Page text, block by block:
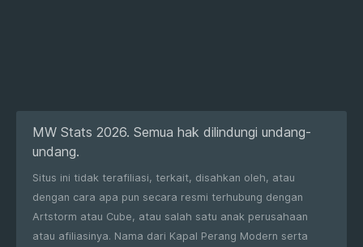
MW Stats 2026. Semua hak dilindungi undang-
undang.
Situs ini tidak terafiliasi, terkait, disahkan oleh, atau
dengan cara apa pun secara resmi terhubung dengan
Artstorm atau Cube, atau salah satu anak perusahaan
atau afiliasinya. Nama dari Kapal Perang Modern serta